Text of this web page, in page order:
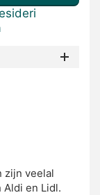
zijn veelal
en Lidl.